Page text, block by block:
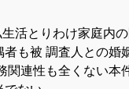
生活とりわけ家庭内の
者も被 調査 人 との婚
関連性 も全く ない本